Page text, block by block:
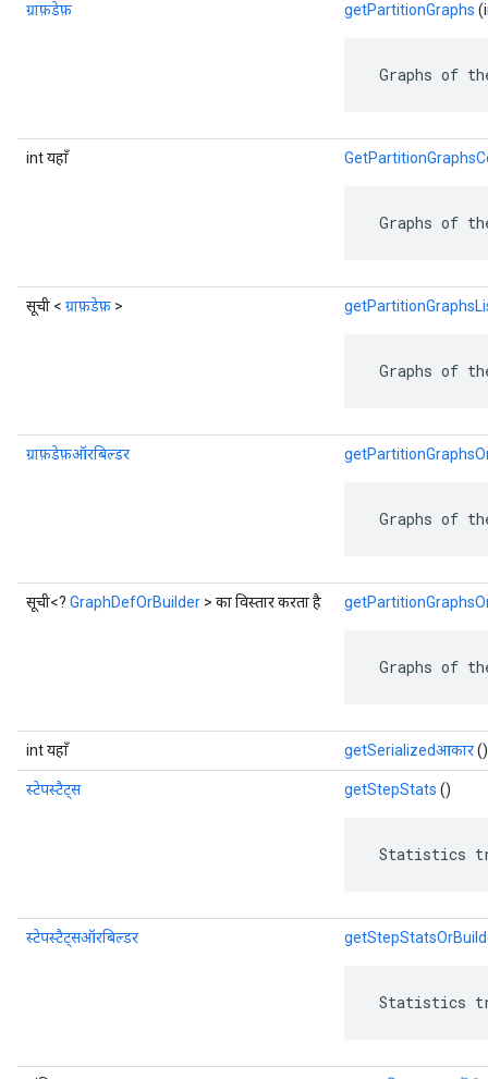
ग्राफ़डेफ़ getPartitionGraphs
Graphs of
int यहाँ
Graphs of
सूची < ग्राफ़डेफ़ >
Graphs of
ग्राफ़डेफ़ऑरबिल्डर
Graphs of
सूची<? GraphDefOrBuilder > का विस्तार करता है
Graphs of
int यहाँ getSerializedआकार()
स्टेपस्टैट्स getStepStats ()
Statistics
स्टेपस्टैट्सऑरबिल्डर
Statistics